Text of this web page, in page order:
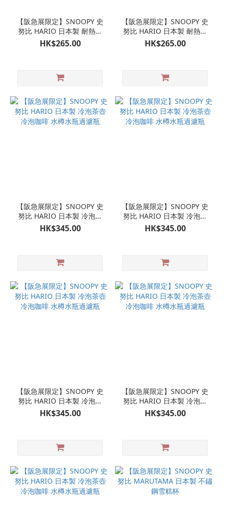
【阪急展限定】SNOOPY 史
努比 HARIO 日本製 耐熱高
腳玻璃杯
HK$265.00
【阪急展限定】SNOOPY 史
努比 HARIO 日本製 耐熱高
腳玻璃杯
HK$265.00
【阪急展限定】SNOOPY 史
努比 HARIO 日本製 冷泡茶
壺 冷泡咖啡 水樽水瓶過濾瓶
HK$345.00
【阪急展限定】SNOOPY 史
努比 HARIO 日本製 冷泡茶
壺 冷泡咖啡 水樽水瓶過濾瓶
HK$345.00
【阪急展限定】SNOOPY 史
努比 HARIO 日本製 冷泡茶
壺 冷泡咖啡 水樽水瓶過濾瓶
HK$345.00
【阪急展限定】SNOOPY 史
努比 HARIO 日本製 冷泡茶
壺 冷泡咖啡 水樽水瓶過濾瓶
HK$345.00